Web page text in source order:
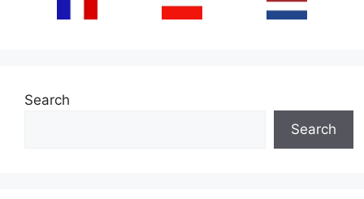
Search
Search